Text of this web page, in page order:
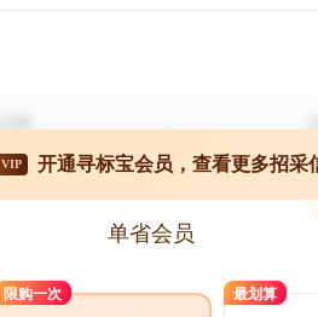
VIP 开通寻标宝会员，查看更多招采
单省会员
限购一次 最划算